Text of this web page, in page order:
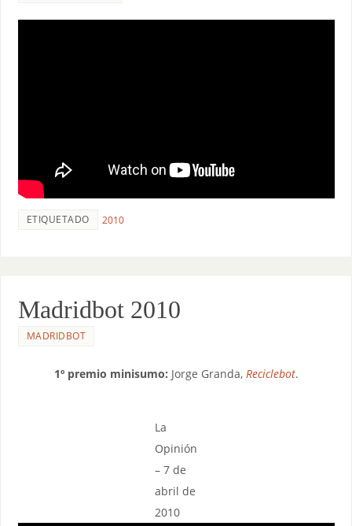
ETIQUETADO 2010
Madridbot 2010
MADRIDBOT
1º premio minisumo: Jorge Granda, Reciclebot.
La
Opinión
– 7 de
abril de
2010